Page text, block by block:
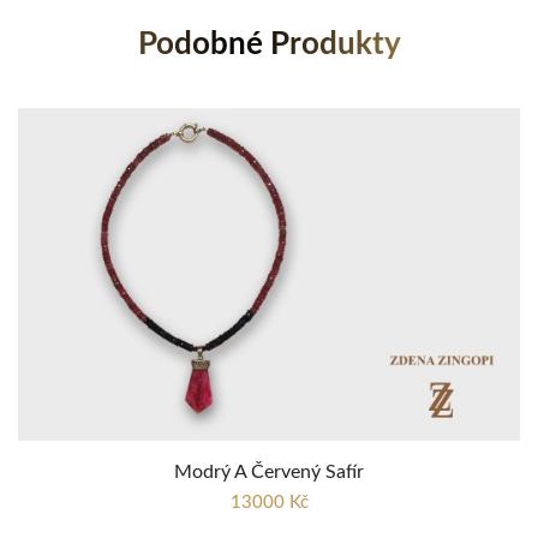
Podobné Produkty
Modrý A Červený Safír
13000 Kč